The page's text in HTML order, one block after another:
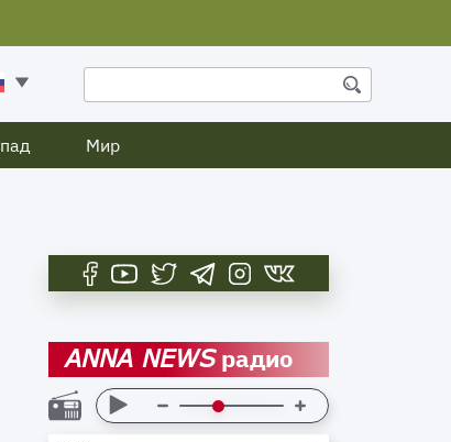
Мир
ANNA NEWSрадио